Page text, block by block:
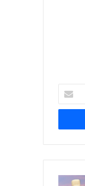
your
Email